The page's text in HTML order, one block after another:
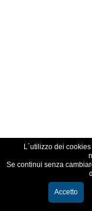
L´utilizzo dei
Se continui senza
Accetto